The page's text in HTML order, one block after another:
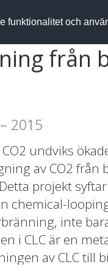
funktionalitet och
från
2015
undviks
av CO2 från
projekt
chemical-
inte
i CLC är en
av CLC till